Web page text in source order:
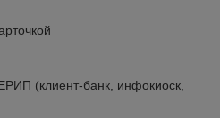
(клиент-банк, инфокиоск,